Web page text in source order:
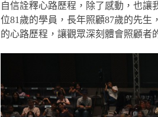
自信詮釋心路歷程，除了感動，也
位81歲的學員，長年照顧87歲的先
的心路歷程，讓觀眾深刻體會照顧者